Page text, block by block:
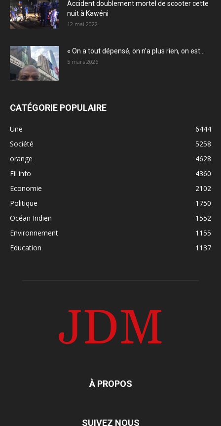
Accident doublement mortel de scooter cette
nuit à Kawéni
12 mai 2022
« On a tout dépensé, on n’a plus rien, on est...
5 mars 2026
CATÉGORIE POPULAIRE
Une
6444
Société
5258
orange
4628
Fil info
4360
Economie
2102
Politique
1750
Océan Indien
1552
Environnement
1155
Education
1137
À PROPOS
SUIVEZ NOUS